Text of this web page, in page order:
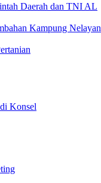
Daerah dan TNI AL
Kampung Nelayan
Konsel